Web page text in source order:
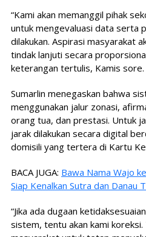
“Kami akan memanggil pihak
untuk mengevaluasi data serta
dilakukan. Aspirasi masyarakat
tindak lanjuti secara
keterangan tertulis, Kamis sore.
Sumarlin menegaskan bahwa
menggunakan jalur zonasi,
orang tua, dan prestasi. Untuk
jarak dilakukan secara digital
domisili yang tertera di Kartu
BACA JUGA: Bawa Nama Wajo
Siap Kenalkan Sutra dan Danau
“Jika ada dugaan
sistem, tentu akan kami